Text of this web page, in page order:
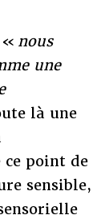
« nous
une
là une
ce point de
sensible,